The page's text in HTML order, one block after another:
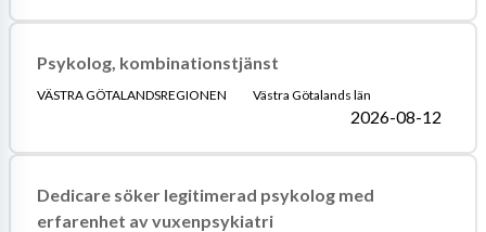
Psykolog, kombinationstjänst
VÄSTRA GÖTALANDSREGIONEN Västra Götalands län
2026-08-12
Dedicare söker legitimerad psykolog med
erfarenhet av vuxenpsykiatri